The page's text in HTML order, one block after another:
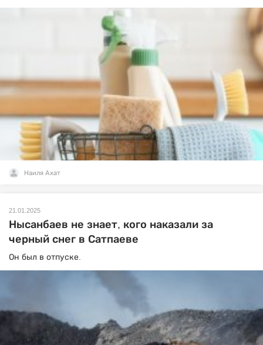
Наиля Ахат
21.01.2025
Нысанбаев не знает, кого наказали за
черный снег в Сатпаеве
Он был в отпуске.